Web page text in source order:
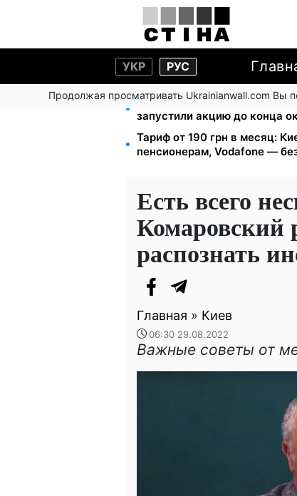
УКР РУС
Продолжая просматривать Ukrainianwall.com Вы
Кэшбек до 40% на Netflix и
запустили акцию до конца
Тариф от 190 грн в месяц:
пенсионерам, Vodafone —
Есть всего
Комаровский
распознать
Главная » Киев
06:30 29.08.2022
Важные советы от